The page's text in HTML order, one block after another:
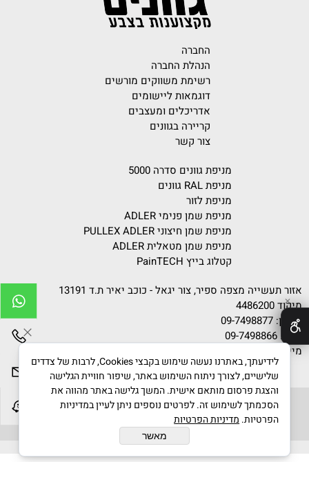
החברה
הנהלת החברה
רשימת משווקים מורשים
דוגמאות ליישומים
אדריכלים ומעצבים
קריירה בגוונים
צור קשר
מניפת גוונים סדרה 5000
מניפת RAL גוונים
מניפת לזור
מניפת שמן פנימי ADLER
מניפת שמן חיצוני PULLEX ADLER
מניפת שמן מטאלית ADLER
קטלוג בייץ PainTECH
אזור תעשייה מצפה ספיר, צור יגאל - כוכב יאיר ת.ד 13191
מיקוד 4486200
טלפון: 09-7498877
פקס: 09-7498866
מייל:
גוונים © 2020 All Rights Reserved
✕
לידיעתך, באתרנו נעשה שימוש בקבצי Cookies, לרבות של צדדים
שלישיים, לצורך ניתוח השימוש באתר, שיפור חוויית הגלישה
והצגת פרסום מותאם אישית. המשך גלישה באתר מהווה את
הסכמתך לשימוש זה. לפרטים נוספים ניתן לעיין במדיניות
הפרטיות. מדיניות הפרטיות
מאשר